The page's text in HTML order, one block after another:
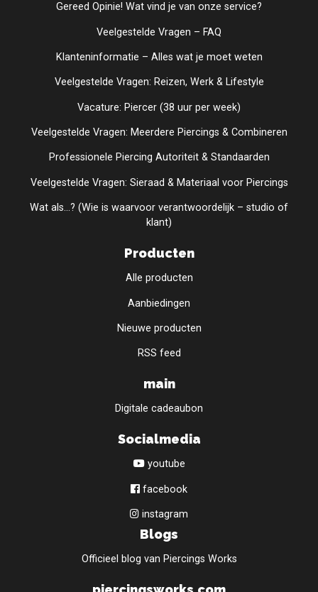
Gereed Opinie! Wat vind je van onze service?
Veelgestelde Vragen – FAQ
Klanteninformatie – Alles wat je moet weten
Veelgestelde Vragen: Reizen, Werk & Lifestyle
Vacature: Piercer (38 uur per week)
Veelgestelde Vragen: Meerdere Piercings & Combineren
Professionele Piercing Autoriteit & Standaarden
Veelgestelde Vragen: Sieraad & Materiaal voor Piercings
Wat als...? (Wie is waarvoor verantwoordelijk – studio of
klant)
Producten
Alle producten
Aanbiedingen
Nieuwe producten
RSS feed
main
Digitale cadeaubon
Socialmedia
youtube
facebook
instagram
Blogs
Officieel blog van Piercings Works